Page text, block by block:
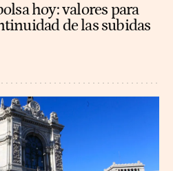
hoy: valores para
de las subidas